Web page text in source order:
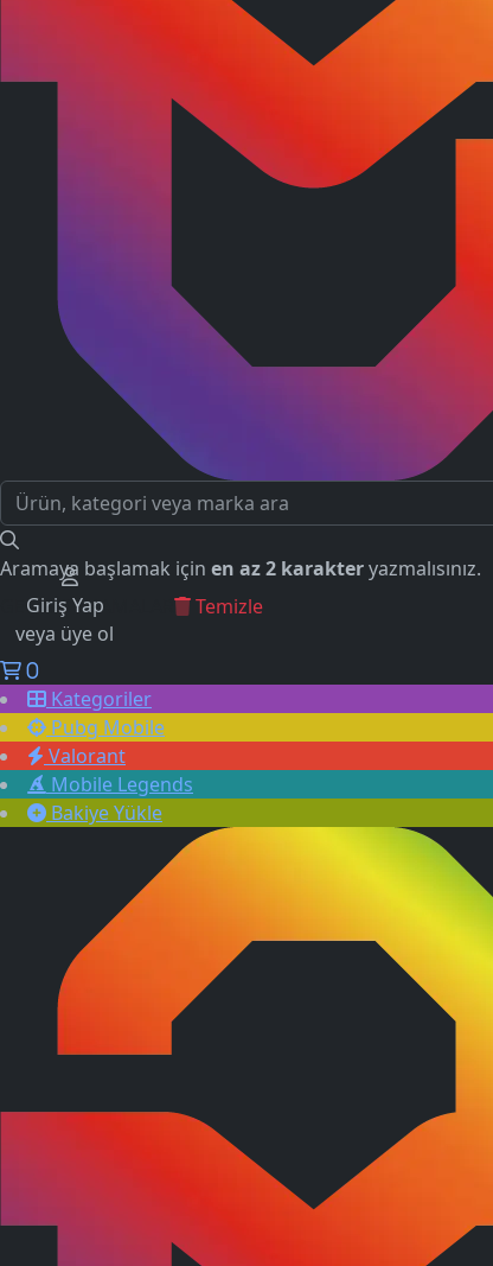
Aramaya başlamak için en az 2 karakteryazmalısınız.
GEÇMİŞ ARAMALAR
Temizle
Giriş Yap
veya üye ol
0
Kategoriler
Pubg Mobile
Valorant
Mobile Legends
Bakiye Yükle